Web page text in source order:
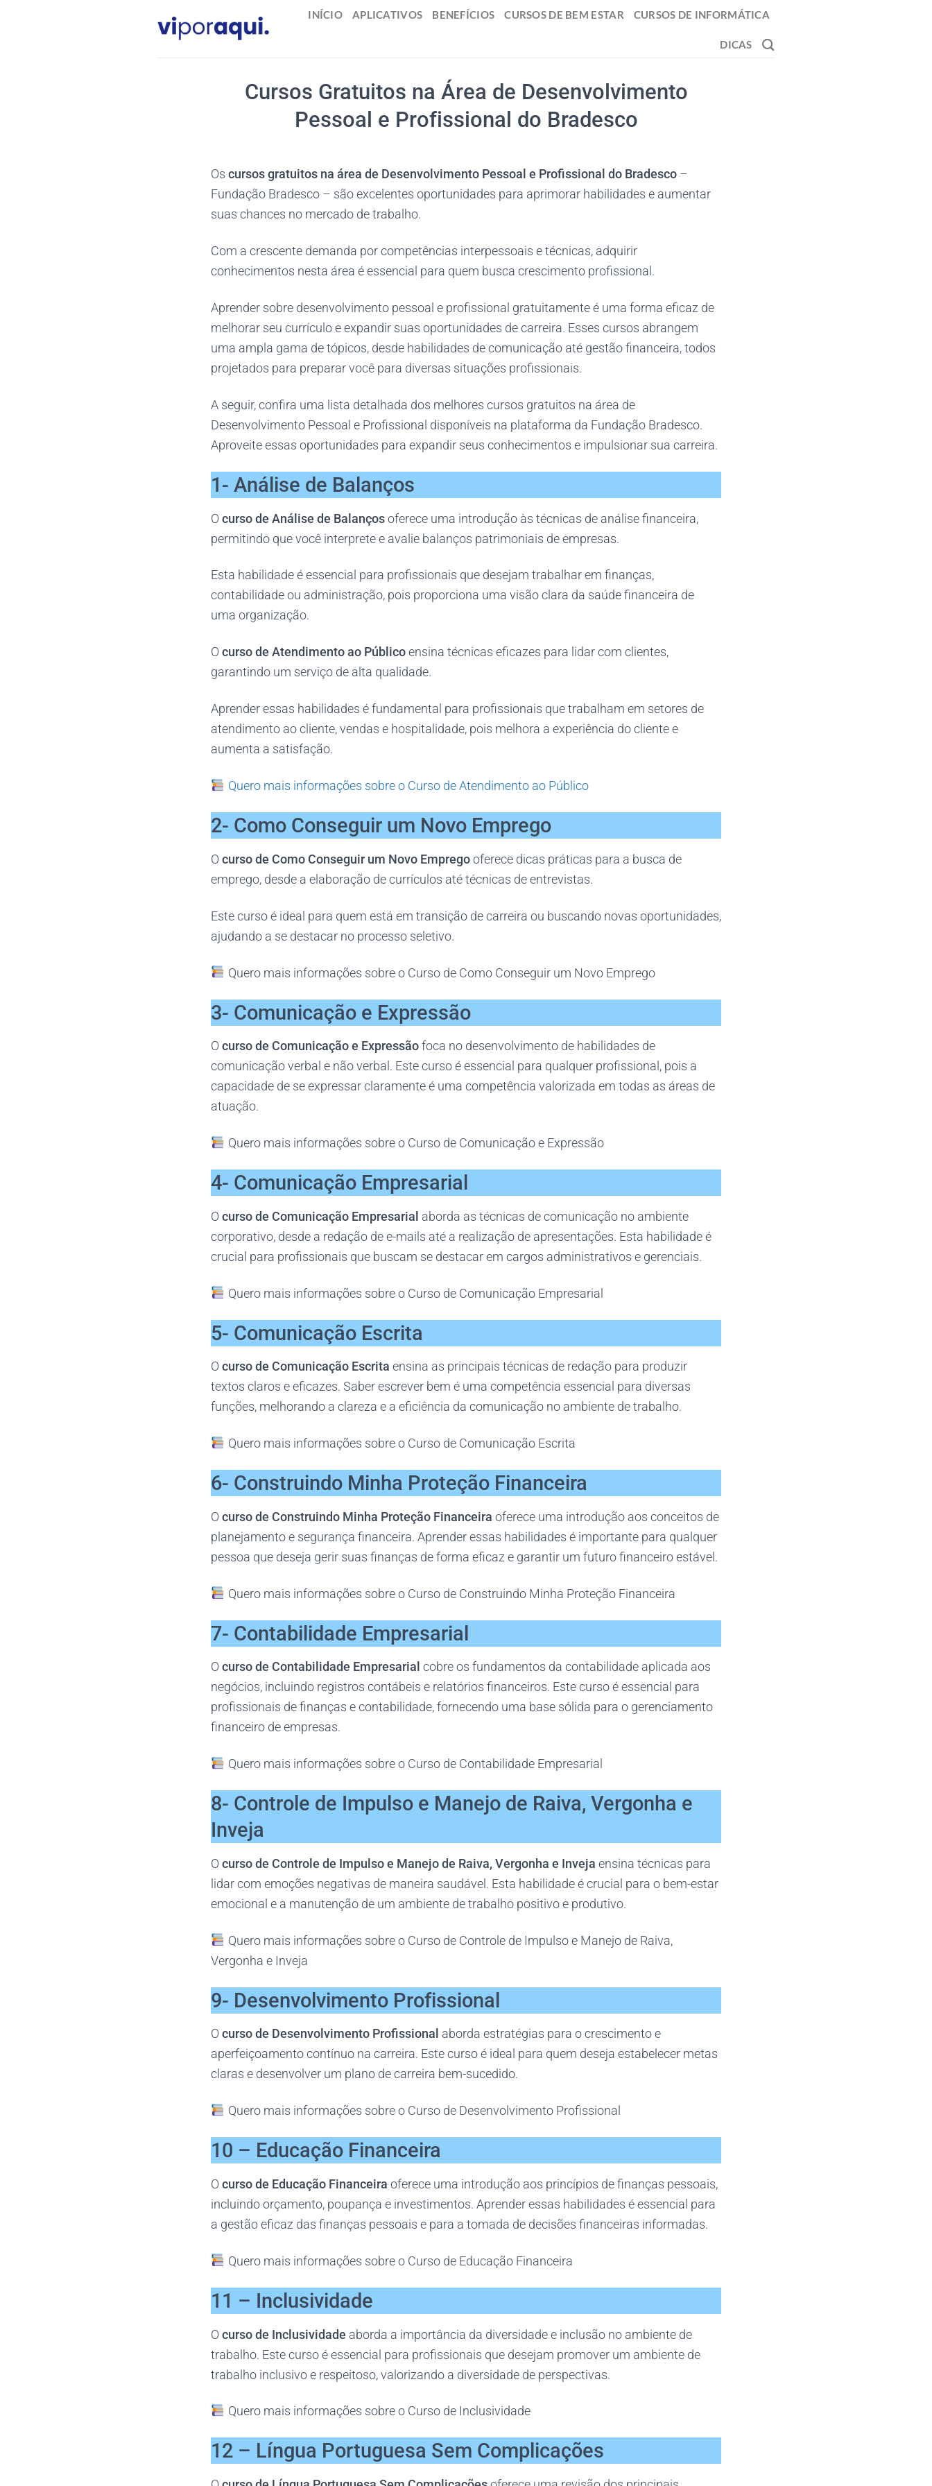
INÍCIO APLICATIVOS BENEFÍCIOS CURSOS DE BEM ESTAR CURSOS DE INFORMÁTICA
DICAS
Cursos Gratuitos na Área de Desenvolvimento
Pessoal e Profissional do Bradesco
Os cursos gratuitos na área de Desenvolvimento Pessoal e Profissional do Bradesco –
Fundação Bradesco – são excelentes oportunidades para aprimorar habilidades e aumentar
suas chances no mercado de trabalho.
Com a crescente demanda por competências interpessoais e técnicas, adquirir
conhecimentos nesta área é essencial para quem busca crescimento profissional.
Aprender sobre desenvolvimento pessoal e profissional gratuitamente é uma forma eficaz de
melhorar seu currículo e expandir suas oportunidades de carreira. Esses cursos abrangem
uma ampla gama de tópicos, desde habilidades de comunicação até gestão financeira, todos
projetados para preparar você para diversas situações profissionais.
A seguir, confira uma lista detalhada dos melhores cursos gratuitos na área de
Desenvolvimento Pessoal e Profissional disponíveis na plataforma da Fundação Bradesco.
Aproveite essas oportunidades para expandir seus conhecimentos e impulsionar sua carreira.
1- Análise de Balanços
O curso de Análise de Balançosoferece uma introdução às técnicas de análise financeira,
permitindo que você interprete e avalie balanços patrimoniais de empresas.
Esta habilidade é essencial para profissionais que desejam trabalhar em finanças,
contabilidade ou administração, pois proporciona uma visão clara da saúde financeira de
uma organização.
O curso de Atendimento ao Públicoensina técnicas eficazes para lidar com clientes,
garantindo um serviço de alta qualidade.
Aprender essas habilidades é fundamental para profissionais que trabalham em setores de
atendimento ao cliente, vendas e hospitalidade, pois melhora a experiência do cliente e
aumenta a satisfação.
Quero mais informações sobre o Curso de Atendimento ao Público
2- Como Conseguir um Novo Emprego
O curso de Como Conseguir um Novo Empregooferece dicas práticas para a busca de
emprego, desde a elaboração de currículos até técnicas de entrevistas.
Este curso é ideal para quem está em transição de carreira ou buscando novas oportunidades,
ajudando a se destacar no processo seletivo.
Quero mais informações sobre o Curso de Como Conseguir um Novo Emprego
3- Comunicação e Expressão
O curso de Comunicação e Expressãofoca no desenvolvimento de habilidades de
comunicação verbal e não verbal. Este curso é essencial para qualquer profissional, pois a
capacidade de se expressar claramente é uma competência valorizada em todas as áreas de
atuação.
Quero mais informações sobre o Curso de Comunicação e Expressão
4- Comunicação Empresarial
O curso de Comunicação Empresarial aborda as técnicas de comunicação no ambiente
corporativo, desde a redação de e-mails até a realização de apresentações. Esta habilidade é
crucial para profissionais que buscam se destacar em cargos administrativos e gerenciais.
Quero mais informações sobre o Curso de Comunicação Empresarial
5- Comunicação Escrita
O curso de Comunicação Escrita ensina as principais técnicas de redação para produzir
textos claros e eficazes. Saber escrever bem é uma competência essencial para diversas
funções, melhorando a clareza e a eficiência da comunicação no ambiente de trabalho.
Quero mais informações sobre o Curso de Comunicação Escrita
6- Construindo Minha Proteção Financeira
O curso de Construindo Minha Proteção Financeira oferece uma introdução aos conceitos de
planejamento e segurança financeira. Aprender essas habilidades é importante para qualquer
pessoa que deseja gerir suas finanças de forma eficaz e garantir um futuro financeiro estável.
Quero mais informações sobre o Curso de Construindo Minha Proteção Financeira
7- Contabilidade Empresarial
O curso de Contabilidade Empresarial cobre os fundamentos da contabilidade aplicada aos
negócios, incluindo registros contábeis e relatórios financeiros. Este curso é essencial para
profissionais de finanças e contabilidade, fornecendo uma base sólida para o gerenciamento
financeiro de empresas.
Quero mais informações sobre o Curso de Contabilidade Empresarial
8- Controle de Impulso e Manejo de Raiva, Vergonha e
Inveja
O curso de Controle de Impulso e Manejo de Raiva, Vergonha e Inveja ensina técnicas para
lidar com emoções negativas de maneira saudável. Esta habilidade é crucial para o bem-estar
emocional e a manutenção de um ambiente de trabalho positivo e produtivo.
Quero mais informações sobre o Curso de Controle de Impulso e Manejo de Raiva,
Vergonha e Inveja
9- Desenvolvimento Profissional
O curso de Desenvolvimento Profissional aborda estratégias para o crescimento e
aperfeiçoamento contínuo na carreira. Este curso é ideal para quem deseja estabelecer metas
claras e desenvolver um plano de carreira bem-sucedido.
Quero mais informações sobre o Curso de Desenvolvimento Profissional
10 – Educação Financeira
O curso de Educação Financeira oferece uma introdução aos princípios de finanças pessoais,
incluindo orçamento, poupança e investimentos. Aprender essas habilidades é essencial para
a gestão eficaz das finanças pessoais e para a tomada de decisões financeiras informadas.
Quero mais informações sobre o Curso de Educação Financeira
11 – Inclusividade
O curso de Inclusividade aborda a importância da diversidade e inclusão no ambiente de
trabalho. Este curso é essencial para profissionais que desejam promover um ambiente de
trabalho inclusivo e respeitoso, valorizando a diversidade de perspectivas.
Quero mais informações sobre o Curso de Inclusividade
12 – Língua Portuguesa Sem Complicações